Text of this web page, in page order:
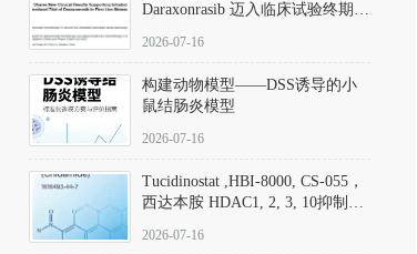
Daraxonrasib 迈入临床试验终期阶
2026-07-16
构建动物模型——DSS诱导的小
鼠结肠炎模型
2026-07-16
Tucidinostat ,HBI-8000, CS-055，
西达本胺 HDAC1, 2, 3, 10抑制剂
D808567) - DKM活性分子
2026-07-16